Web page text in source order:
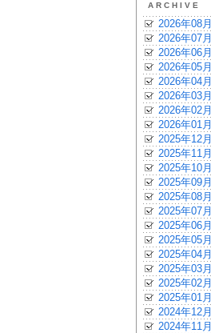
ARCHIVE
2026年08月
2026年07月
2026年06月
2026年05月
2026年04月
2026年03月
2026年02月
2026年01月
2025年12月
2025年11月
2025年10月
2025年09月
2025年08月
2025年07月
2025年06月
2025年05月
2025年04月
2025年03月
2025年02月
2025年01月
2024年12月
2024年11月